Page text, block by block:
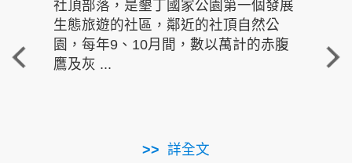
社頂部落，是墾丁國家公園第一個發展
生態旅遊的社區，鄰近的社頂自然公
園，每年9、10月間，數以萬計的赤腹
鷹及灰 ...
詳全文
重
走進